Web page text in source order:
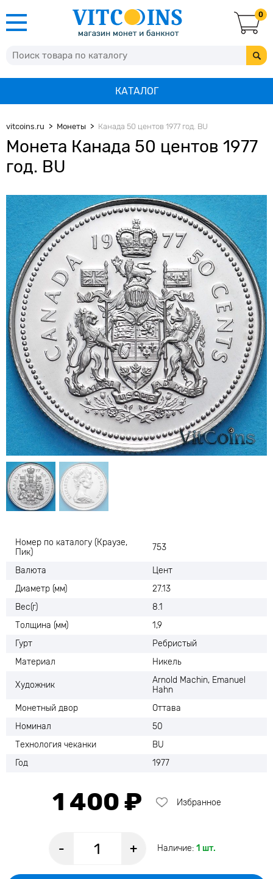
0
КАТАЛОГ
vitcoins.ru Монеты Канада 50 центов 1977 год. BU
Монета Канада 50 центов 1977
год. BU
Номер по каталогу (Краузе,
Пик)
753
Валюта
Цент
Диаметр (мм)
27.13
Вес(г)
8.1
Толщина (мм)
1,9
Гурт
Ребристый
Материал
Никель
Художник
Arnold Machin, Emanuel
Hahn
Монетный двор
Оттава
Номинал
50
Технология чеканки
BU
Год
1977
1 400 ₽ Избранное
- + Наличие: 1 шт.